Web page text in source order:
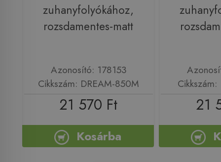
zuhanyfolyókához,
rozsdamentes-matt
Azonosító: 178153
Cikkszám: DREAM-850M
21 570 Ft
Kosárba
21